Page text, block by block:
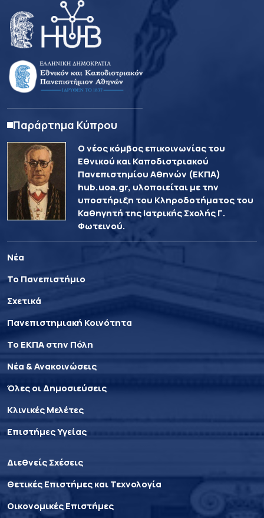
Παράρτημα Κύπρου
Ο νέος κόμβος επικοινωνίας του
Εθνικού και Καποδιστριακού
Πανεπιστημίου Αθηνών (ΕΚΠΑ)
hub.uoa.gr, υλοποιείται με την
υποστήριξη του Κληροδοτήματος του
Καθηγητή της Ιατρικής Σχολής Γ.
Φωτεινού.
Νέα
Το Πανεπιστήμιο
Σχετικά
Πανεπιστημιακή Κοινότητα
Το ΕΚΠΑ στην Πόλη
Νέα & Ανακοινώσεις
Όλες οι Δημοσιεύσεις
Κλινικές Μελέτες
Επιστήμες Υγείας
Διεθνείς Σχέσεις
Θετικές Επιστήμες και Τεχνολογία
Οικονομικές Επιστήμες